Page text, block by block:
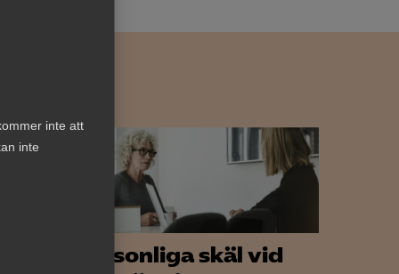
inte att
inte
Personliga skäl vid